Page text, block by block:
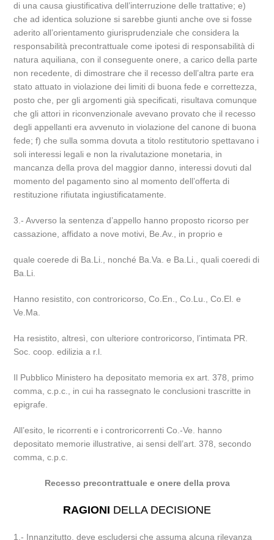
di una causa giustificativa dell’interruzione delle trattative; e)
che ad identica soluzione si sarebbe giunti anche ove si fosse
aderito all’orientamento giurisprudenziale che considera la
responsabilità precontrattuale come ipotesi di responsabilità di
natura aquiliana, con il conseguente onere, a carico della parte
non recedente, di dimostrare che il recesso dell’altra parte era
stato attuato in violazione dei limiti di buona fede e correttezza,
posto che, per gli argomenti già specificati, risultava comunque
che gli attori in riconvenzionale avevano provato che il recesso
degli appellanti era avvenuto in violazione del canone di buona
fede; f) che sulla somma dovuta a titolo restitutorio spettavano i
soli interessi legali e non la rivalutazione monetaria, in
mancanza della prova del maggior danno, interessi dovuti dal
momento del pagamento sino al momento dell’offerta di
restituzione rifiutata ingiustificatamente.
3.- Avverso la sentenza d’appello hanno proposto ricorso per
cassazione, affidato a nove motivi, Be.Av., in proprio e
quale coerede di Ba.Li., nonché Ba.Va. e Ba.Li., quali coeredi di
Ba.Li.
Hanno resistito, con controricorso, Co.En., Co.Lu., Co.El. e
Ve.Ma.
Ha resistito, altresì, con ulteriore controricorso, l’intimata PR.
Soc. coop. edilizia a r.l.
Il Pubblico Ministero ha depositato memoria ex art. 378, primo
comma, c.p.c., in cui ha rassegnato le conclusioni trascritte in
epigrafe.
All’esito, le ricorrenti e i controricorrenti Co.-Ve. hanno
depositato memorie illustrative, ai sensi dell’art. 378, secondo
comma, c.p.c.
Recesso precontrattuale e onere della prova
RAGIONI DELLA DECISIONE
1.- Innanzitutto, deve escludersi che assuma alcuna rilevanza